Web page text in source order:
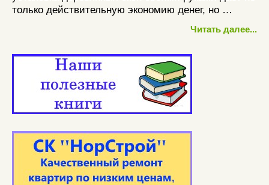
только действительную экономию денег, но …
Читать далее...